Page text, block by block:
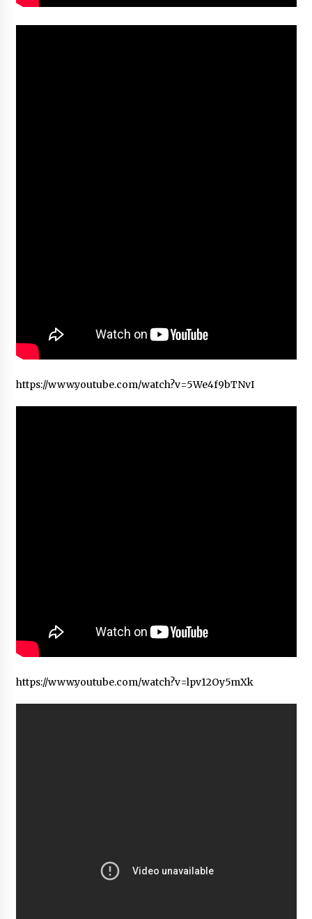
https://www.youtube.com/watch?v=5We4f9bTNvI
https://www.youtube.com/watch?v=lpv12Oy5mXk